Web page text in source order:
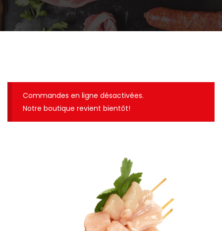
Commandes en ligne désactivées.
Notre boutique revient bientôt!